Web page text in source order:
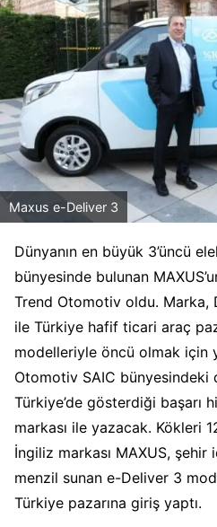
Maxus e-Deliver 3
Dünyanın en büyük 3’üncü
bünyesinde bulunan
Trend Otomotiv oldu. Marka,
ile Türkiye hafif ticari araç
modelleriyle öncü olmak için
Otomotiv SAIC bünyesindeki
Türkiye’de gösterdiği başarı
markası ile yazacak. Kökleri
İngiliz markası MAXUS, şehir
menzil sunan e-Deliver 3
Türkiye pazarına giriş yaptı.